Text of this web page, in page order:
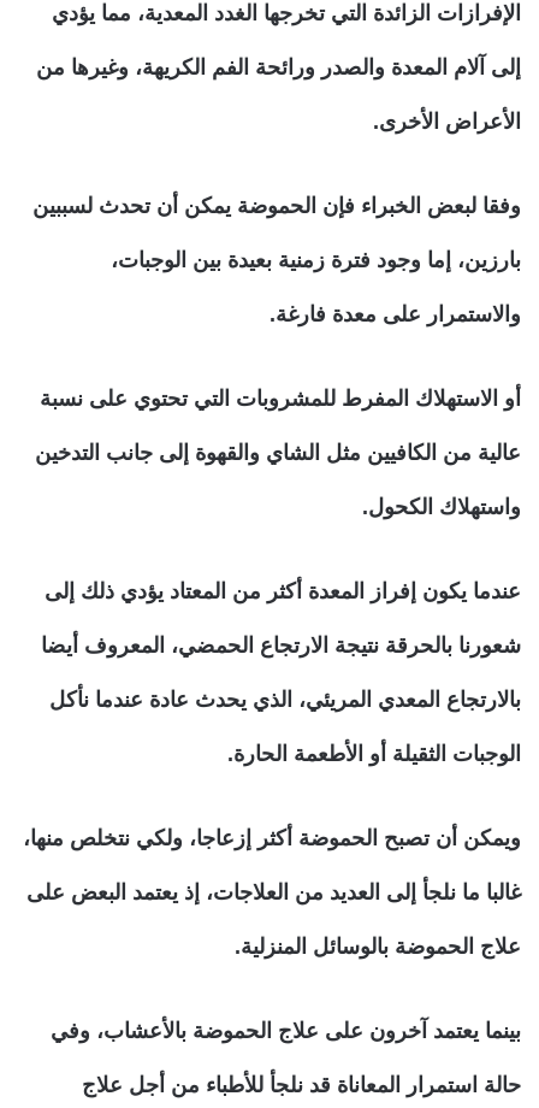
الإفرازات الزائدة التي تخرجها الغدد المعدية، مما يؤدي
إلى آلام المعدة والصدر ورائحة الفم الكريهة، وغيرها من
الأعراض الأخرى.
وفقا لبعض الخبراء فإن الحموضة يمكن أن تحدث لسببين
بارزين، إما وجود فترة زمنية بعيدة بين الوجبات،
والاستمرار على معدة فارغة.
أو الاستهلاك المفرط للمشروبات التي تحتوي على نسبة
عالية من الكافيين مثل الشاي والقهوة إلى جانب التدخين
واستهلاك الكحول.
عندما يكون إفراز المعدة أكثر من المعتاد يؤدي ذلك إلى
شعورنا بالحرقة نتيجة الارتجاع الحمضي، المعروف أيضا
بالارتجاع المعدي المريئي، الذي يحدث عادة عندما نأكل
الوجبات الثقيلة أو الأطعمة الحارة.
ويمكن أن تصبح الحموضة أكثر إزعاجا، ولكي نتخلص منها،
غالبا ما نلجأ إلى العديد من العلاجات، إذ يعتمد البعض على
علاج الحموضة بالوسائل المنزلية.
بينما يعتمد آخرون على علاج الحموضة بالأعشاب، وفي
حالة استمرار المعاناة قد نلجأ للأطباء من أجل علاج